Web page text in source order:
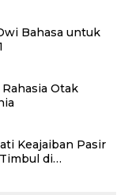
Bahasa untuk
Otak
Keajaiban Pasir
di